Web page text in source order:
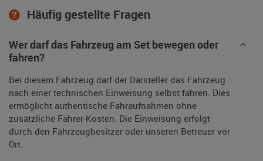
Häufig gestellte Fragen
Wer darf das Fahrzeug am Set bewegen oder
fahren?
Bei diesem Fahrzeug darf der Darsteller das Fahrzeug
nach einer technischen Einweisung selbst fahren. Dies
ermöglicht authentische Fahraufnahmen ohne
zusätzliche Fahrer-Kosten. Die Einweisung erfolgt
durch den Fahrzeugbesitzer oder unseren Betreuer vor
Ort.